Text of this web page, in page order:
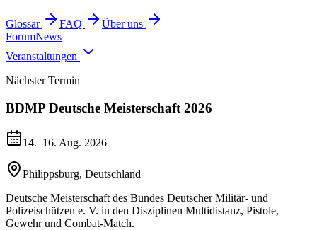
Glossar FAQ
Über uns
ForumNews
Veranstaltungen
Nächster Termin
BDMP Deutsche Meisterschaft 2026
14.–16. Aug. 2026
Philippsburg, Deutschland
Deutsche Meisterschaft des Bundes Deutscher Militär- und
Polizeischützen e. V. in den Disziplinen Multidistanz, Pistole,
Gewehr und Combat-Match.